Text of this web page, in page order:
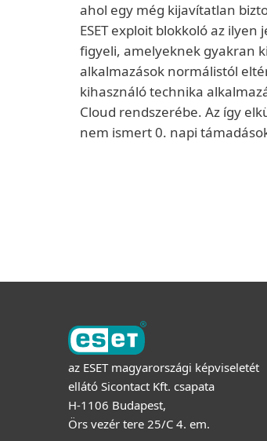
ahol egy még kijavítatlan
ESET exploit blokkoló az
figyeli, amelyeknek gyakran
alkalmazások normálistól
kihasználó technika
Cloud rendszerébe. Az így
nem ismert 0. napi
az ESET magyarországi képviseletét
ellátó Sicontact Kft. csapata
H-1106 Budapest,
Örs vezér tere 25/C 4. em.